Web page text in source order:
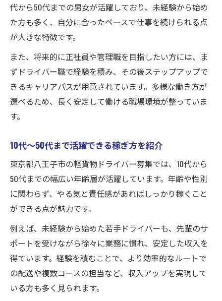
代から50代までの男女が活躍しており、未経験から始め
た方も多く、自分に合ったペースで仕事を続けられる点
が大きな特徴です。
また、将来的に正社員や管理職を目指したい方には、ま
ずドライバー職で経験を積み、その後ステップアップで
きるキャリアパスが用意されています。多様な働き方が
選べるため、長く安定して働ける職場環境が整っていま
す。
10代〜50代まで活躍できる稼ぎ方を紹介
東京都八王子市の軽貨物ドライバー募集では、10代から
50代までの幅広い年齢層が活躍しています。年齢や性別
に関わらず、やる気と責任感があればしっかり稼ぐこと
ができる点が魅力です。
例えば、未経験から始めた若手ドライバーも、先輩のサ
ポートを受けながら徐々に業務に慣れ、安定した収入を
得ています。経験を積むことで、より効率的なルートで
の配送や複数コースの担当など、収入アップを実現して
いる方も多く見られます。